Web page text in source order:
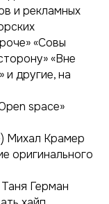
и рекламных
«Совы
«Вне
и другие, на
space»
Михал Крамер
оригинального
Герман